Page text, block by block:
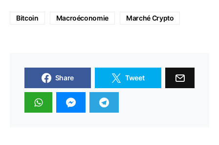
Bitcoin Macroéconomie Marché Crypto
Share Tweet